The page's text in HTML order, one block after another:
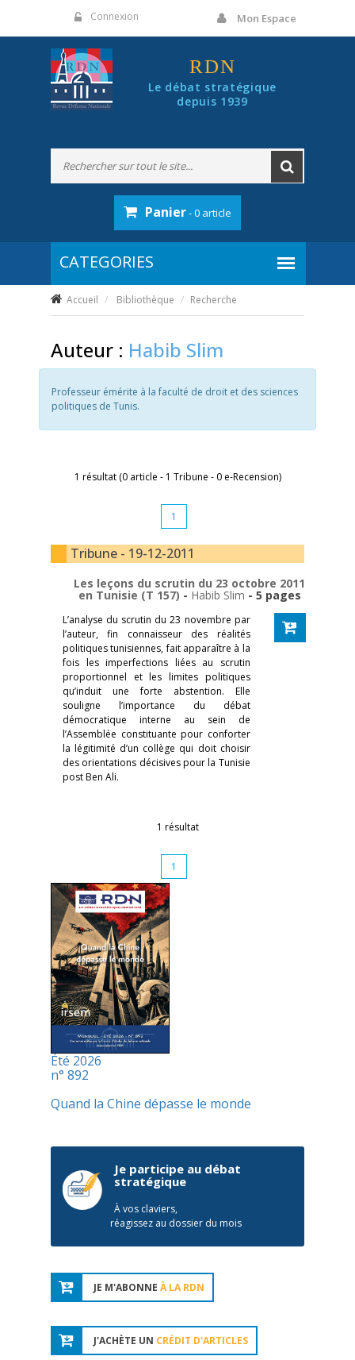
Connexion Mon Espace
RDN
Le débat stratégique
depuis 1939
Panier- 0 article
Accueil Bibliothèque Recherche
Auteur : Habib Slim
Professeur émérite à la faculté de droit et des sciences
politiques de Tunis.
1 résultat (0 article - 1 Tribune - 0 e-Recension)
1
Tribune - 19-12-2011
Les leçons du scrutin du 23 octobre 2011
en Tunisie (T 157) - Habib Slim - 5 pages
L’analyse du scrutin du 23 novembre par
l’auteur, fin connaisseur des réalités
politiques tunisiennes, fait apparaître à la
fois les imperfections liées au scrutin
proportionnel et les limites politiques
qu’induit une forte abstention. Elle
souligne l’importance du débat
démocratique interne au sein de
l’Assemblée constituante pour conforter
la légitimité d’un collège qui doit choisir
des orientations décisives pour la Tunisie
post Ben Ali.
1 résultat
1
Été 2026
n° 892
Quand la Chine dépasse le monde
Je participe au débat
stratégique
À vos claviers,
réagissez au dossier du mois
JE M'ABONNE À LA RDN
J'ACHÈTE UN CRÉDIT D'ARTICLES